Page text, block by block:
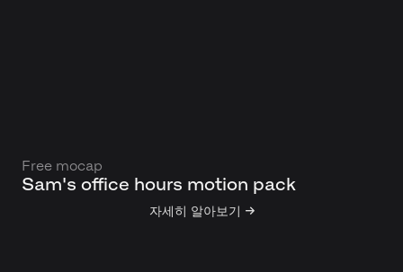
Free mocap
Sam's office hours motion pack
자세히 알아보기 →